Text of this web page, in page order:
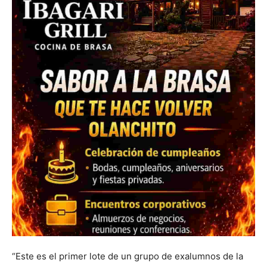
“Este es el primer lote de un grupo de exalumnos de la